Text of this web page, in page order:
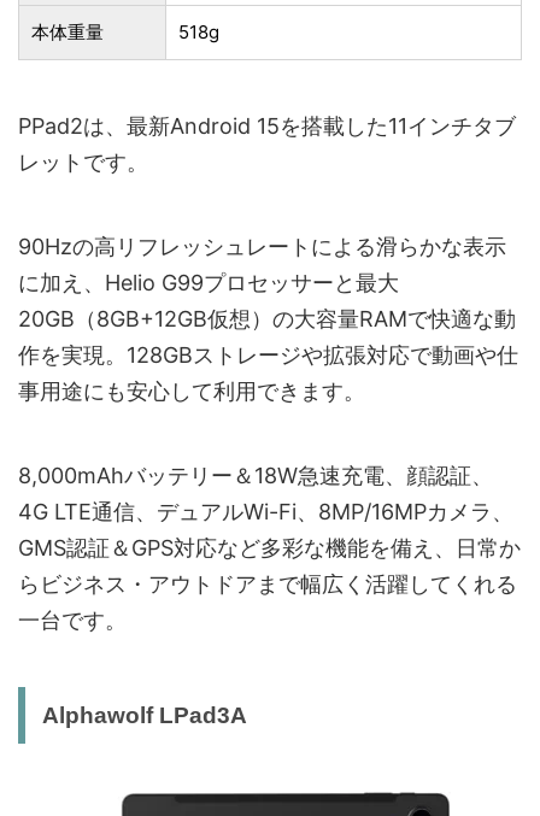
本体重量 518g
PPad2は、最新Android 15を搭載した11インチタブ
レットです。
90Hzの高リフレッシュレートによる滑らかな表示
に加え、Helio G99プロセッサーと最大
20GB（8GB+12GB仮想）の大容量RAMで快適な動
作を実現。128GBストレージや拡張対応で動画や仕
事用途にも安心して利用できます。
8,000mAhバッテリー＆18W急速充電、顔認証、
4G LTE通信、デュアルWi-Fi、8MP/16MPカメラ、
GMS認証＆GPS対応など多彩な機能を備え、日常か
らビジネス・アウトドアまで幅広く活躍してくれる
一台です。
Alphawolf LPad3A